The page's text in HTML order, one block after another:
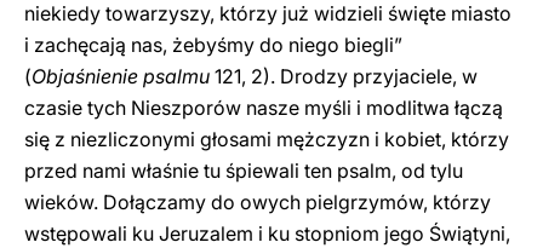
niekiedy towarzyszy, którzy już widzieli święte miasto
i zachęcają nas, żebyśmy do niego biegli”
(Objaśnienie psalmu 121, 2). Drodzy przyjaciele, w
czasie tych Nieszporów nasze myśli i modlitwa łączą
się z niezliczonymi głosami mężczyzn i kobiet, którzy
przed nami właśnie tu śpiewali ten psalm, od tylu
wieków. Dołączamy do owych pielgrzymów, którzy
wstępowali ku Jeruzalem i ku stopniom jego Świątyni,